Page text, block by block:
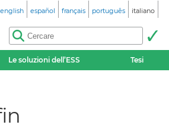
english español français português italiano
Le soluzioni dell’ESS Tesi